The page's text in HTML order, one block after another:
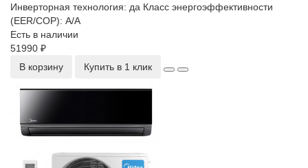
Инверторная технология: да Класс энергоэффективности
(EER/COP): A/A
Есть в наличии
51990 ₽
В корзину
Купить в 1 клик